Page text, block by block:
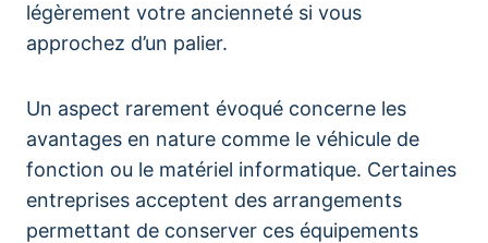
légèrement votre ancienneté si vous
approchez d’un palier.
Un aspect rarement évoqué concerne les
avantages en nature comme le véhicule de
fonction ou le matériel informatique. Certaines
entreprises acceptent des arrangements
permettant de conserver ces équipements